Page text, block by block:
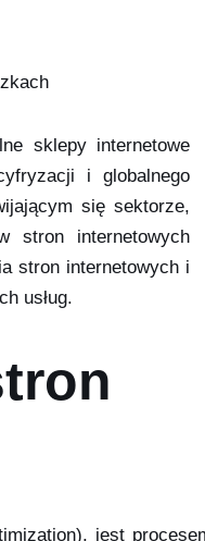
sklepy internetowe
i globalnego
się sektorze,
stron internetowych
stron internetowych i
usług.
jest